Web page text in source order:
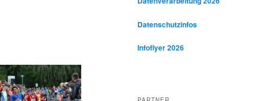
Datenschutzinfos
Infoflyer 2026